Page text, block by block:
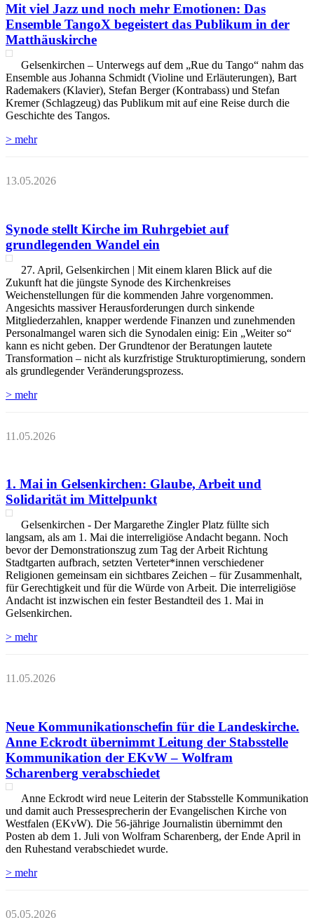
Mit viel Jazz und noch mehr Emotionen: Das
Ensemble TangoX begeistert das Publikum in der
Matthäuskirche
Gelsenkirchen – Unterwegs auf dem „Rue du Tango“ nahm das
Ensemble aus Johanna Schmidt (Violine und Erläuterungen), Bart
Rademakers (Klavier), Stefan Berger (Kontrabass) und Stefan
Kremer (Schlagzeug) das Publikum mit auf eine Reise durch die
Geschichte des Tangos.
> mehr
13.05.2026
Synode stellt Kirche im Ruhrgebiet auf
grundlegenden Wandel ein
27. April, Gelsenkirchen | Mit einem klaren Blick auf die
Zukunft hat die jüngste Synode des Kirchenkreises
Weichenstellungen für die kommenden Jahre vorgenommen.
Angesichts massiver Herausforderungen durch sinkende
Mitgliederzahlen, knapper werdende Finanzen und zunehmenden
Personalmangel waren sich die Synodalen einig: Ein „Weiter so“
kann es nicht geben. Der Grundtenor der Beratungen lautete
Transformation – nicht als kurzfristige Strukturoptimierung, sondern
als grundlegender Veränderungsprozess.
> mehr
11.05.2026
1. Mai in Gelsenkirchen: Glaube, Arbeit und
Solidarität im Mittelpunkt
Gelsenkirchen - Der Margarethe Zingler Platz füllte sich
langsam, als am 1. Mai die interreligiöse Andacht begann. Noch
bevor der Demonstrationszug zum Tag der Arbeit Richtung
Stadtgarten aufbrach, setzten Verteter*innen verschiedener
Religionen gemeinsam ein sichtbares Zeichen – für Zusammenhalt,
für Gerechtigkeit und für die Würde von Arbeit. Die interreligiöse
Andacht ist inzwischen ein fester Bestandteil des 1. Mai in
Gelsenkirchen.
> mehr
11.05.2026
Neue Kommunikationschefin für die Landeskirche.
Anne Eckrodt übernimmt Leitung der Stabsstelle
Kommunikation der EKvW – Wolfram
Scharenberg verabschiedet
Anne Eckrodt wird neue Leiterin der Stabsstelle Kommunikation
und damit auch Pressesprecherin der Evangelischen Kirche von
Westfalen (EKvW). Die 56-jährige Journalistin übernimmt den
Posten ab dem 1. Juli von Wolfram Scharenberg, der Ende April in
den Ruhestand verabschiedet wurde.
> mehr
05.05.2026